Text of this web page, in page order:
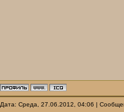
Дата: Среда, 27.06.2012, 04:06 |